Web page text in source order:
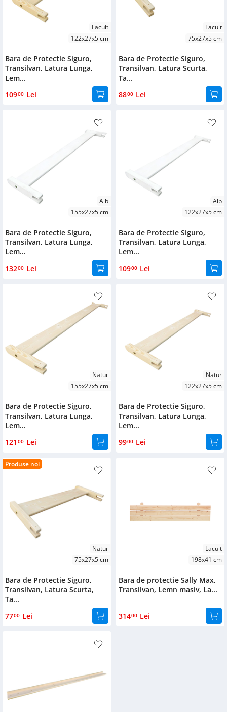
Lacuit
122x27x5 cm
Bara de Protectie Siguro,
Transilvan, Latura Lunga,
Lem...
10900 Lei
Lacuit
75x27x5 cm
Bara de Protectie Siguro,
Transilvan, Latura Scurta,
Ta...
8800 Lei
Alb
155x27x5 cm
Bara de Protectie Siguro,
Transilvan, Latura Lunga,
Lem...
13200 Lei
Alb
122x27x5 cm
Bara de Protectie Siguro,
Transilvan, Latura Lunga,
Lem...
10900 Lei
Natur
155x27x5 cm
Bara de Protectie Siguro,
Transilvan, Latura Lunga,
Lem...
121 00 Lei
Natur
122x27x5 cm
Bara de Protectie Siguro,
Transilvan, Latura Lunga,
Lem...
9900 Lei
Produse noi
Natur
75x27x5 cm
Bara de Protectie Siguro,
Transilvan, Latura Scurta,
Ta...
7700 Lei
Lacuit
198x41 cm
Bara de protectie Sally Max,
Transilvan, Lemn masiv, La...
31400 Lei